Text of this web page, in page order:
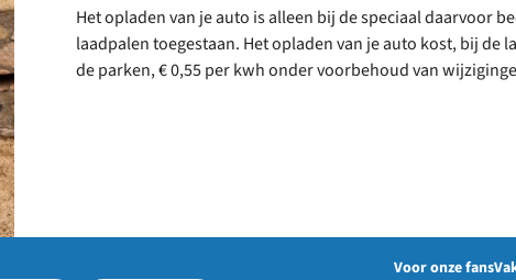
Het opladen van je auto is alleen bij de speciaal daarvoor
laadpalen toegestaan. Het opladen van je auto kost, bij de
de parken, € 0,55 per kwh onder voorbehoud van
Voor onze fans